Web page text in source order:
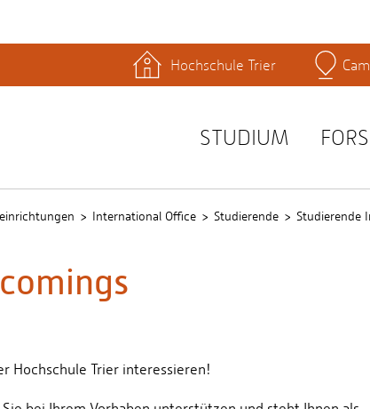
Hochschule Trier
STUDIUM
International Office Studierende Studierende
Hochschule Trier interessieren!